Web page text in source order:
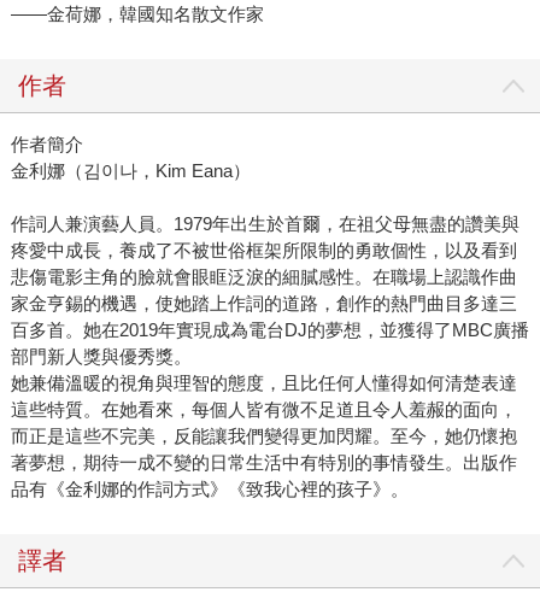
——金荷娜，韓國知名散文作家
作者
作者簡介
金利娜（김이나，Kim Eana）
作詞人兼演藝人員。1979年出生於首爾，在祖父母無盡的讚美與
疼愛中成長，養成了不被世俗框架所限制的勇敢個性，以及看到
悲傷電影主角的臉就會眼眶泛淚的細膩感性。在職場上認識作曲
家金亨錫的機遇，使她踏上作詞的道路，創作的熱門曲目多達三
百多首。她在2019年實現成為電台DJ的夢想，並獲得了MBC廣播
部門新人獎與優秀獎。
她兼備溫暖的視角與理智的態度，且比任何人懂得如何清楚表達
這些特質。在她看來，每個人皆有微不足道且令人羞赧的面向，
而正是這些不完美，反能讓我們變得更加閃耀。至今，她仍懷抱
著夢想，期待一成不變的日常生活中有特別的事情發生。出版作
品有《金利娜的作詞方式》《致我心裡的孩子》。
譯者